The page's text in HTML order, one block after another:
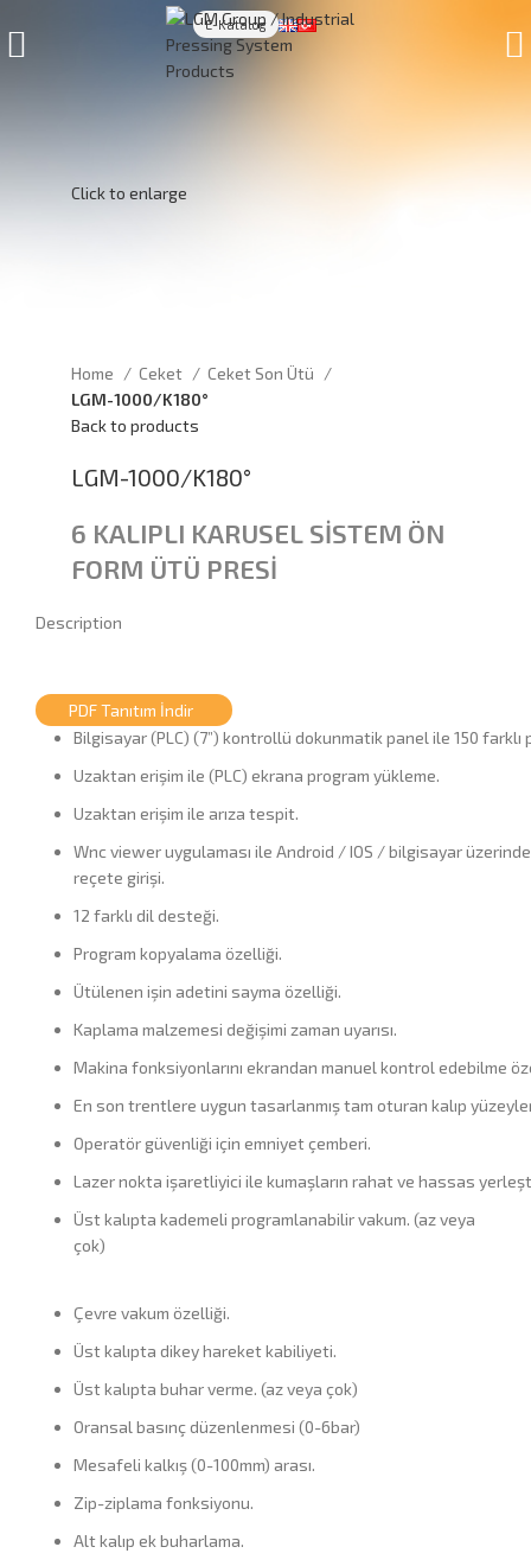
E-Katalog
Click to enlarge
Home Ceket
Ceket Son Ütü
LGM-1000/K180°
Back to products
LGM-1000/K180°
6 KALIPLI KARUSEL SİSTEM ÖN
FORM ÜTÜ PRESİ
Description
PDF Tanıtım İndir
Bilgisayar (PLC) (7”) kontrollü dokunmatik panel ile 150 farklı
Uzaktan erişim ile (PLC) ekrana program yükleme.
Uzaktan erişim ile arıza tespit.
Wnc viewer uygulaması ile Android / IOS / bilgisayar
reçete girişi.
12 farklı dil desteği.
Program kopyalama özelliği.
Ütülenen işin adetini sayma özelliği.
Kaplama malzemesi değişimi zaman uyarısı.
Makina fonksiyonlarını ekrandan manuel kontrol edebilme
En son trentlere uygun tasarlanmış tam oturan kalıp
Operatör güvenliği için emniyet çemberi.
Lazer nokta işaretliyici ile kumaşların rahat ve hassas
Üst kalıpta kademeli programlanabilir vakum. (az veya
çok)
Çevre vakum özelliği.
Üst kalıpta dikey hareket kabiliyeti.
Üst kalıpta buhar verme. (az veya çok)
Oransal basınç düzenlenmesi (0-6bar)
Mesafeli kalkış (0-100mm) arası.
Zip-ziplama fonksiyonu.
Alt kalıp ek buharlama.